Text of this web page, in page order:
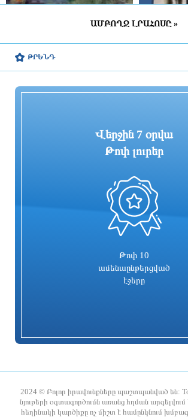
Որպես անհետ կորած որոնվում է
միտումը
3 ժամ առաջ
ընթացքում
ԱՄԲՈՂՋ ԼՐԱՀՈՍԸ »
ԹՐԵՆԴ
Վերջին 7 օրվա
Թոփ լուրեր
Թոփ 10
ամենաընթերցված
էջերը
2024 © Բոլոր իրավունքները պաշտպանված են:
նյութերի օգտագործումն առանց հղման
հեղինակի կարծիքը ոչ միշտ է համընկնում